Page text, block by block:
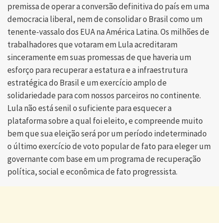
premissa de operar a conversão definitiva do país em uma
democracia liberal, nem de consolidar o Brasil como um
tenente-vassalo dos EUA na América Latina. Os milhões de
trabalhadores que votaram em Lula acreditaram
sinceramente em suas promessas de que haveria um
esforço para recuperar a estatura e a infraestrutura
estratégica do Brasil e um exercício amplo de
solidariedade para com nossos parceiros no continente.
Lula não está senil o suficiente para esquecer a
plataforma sobre a qual foi eleito, e compreende muito
bem que sua eleição será por um período indeterminado
o último exercício de voto popular de fato para eleger um
governante com base em um programa de recuperação
política, social e econômica de fato progressista.